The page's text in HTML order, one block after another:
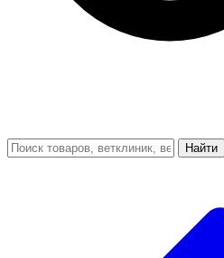
Найти